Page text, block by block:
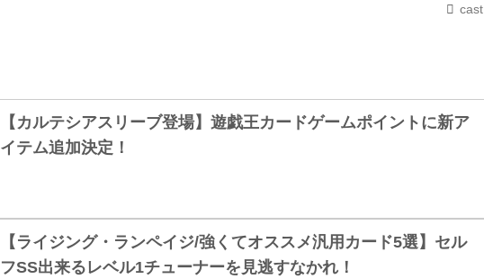
cast
【カルテシアスリーブ登場】遊戯王カードゲームポイントに新ア
イテム追加決定！
【ライジング・ランペイジ/強くてオススメ汎用カード5選】セル
フSS出来るレベル1チューナーを見逃すなかれ！